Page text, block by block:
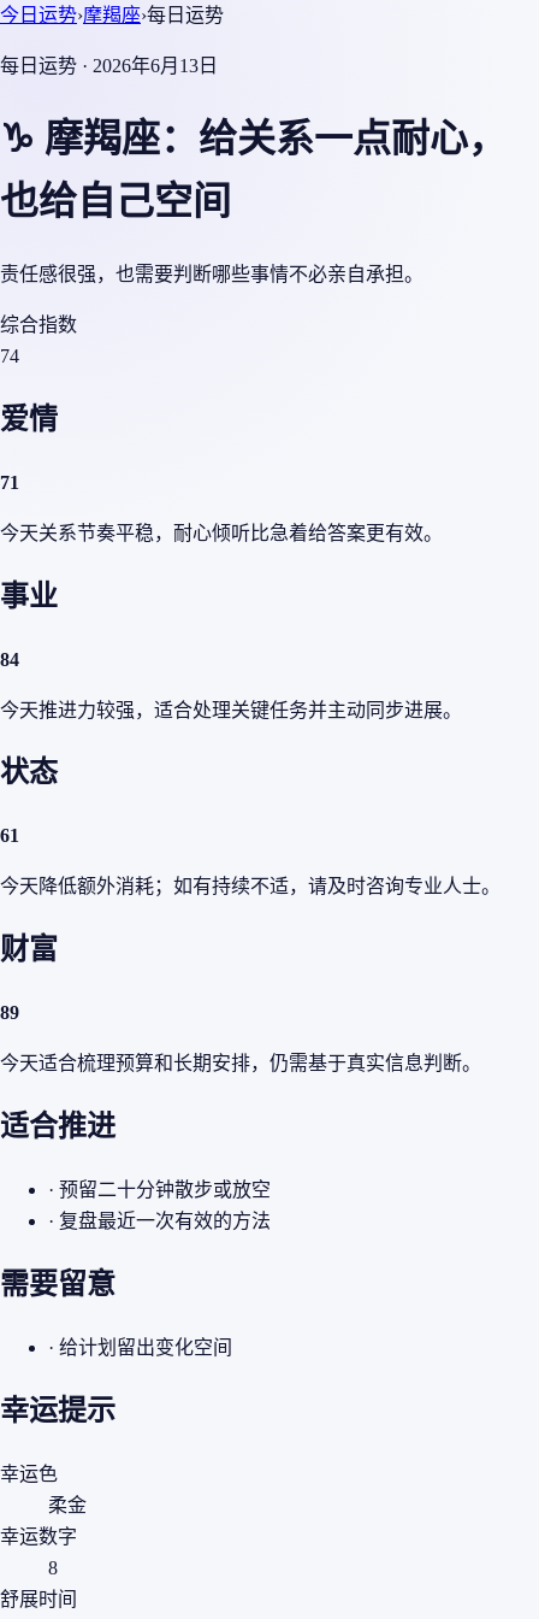
今日运势›摩羯座›每日运势
每日运势 · 2026年6月13日
♑ 摩羯座：给关系一点耐心，
也给自己空间
责任感很强，也需要判断哪些事情不必亲自承担。
综合指数
74
爱情
71
今天关系节奏平稳，耐心倾听比急着给答案更有效。
事业
84
今天推进力较强，适合处理关键任务并主动同步进展。
状态
61
今天降低额外消耗；如有持续不适，请及时咨询专业人士。
财富
89
今天适合梳理预算和长期安排，仍需基于真实信息判断。
适合推进
· 预留二十分钟散步或放空
· 复盘最近一次有效的方法
需要留意
· 给计划留出变化空间
幸运提示
幸运色
柔金
幸运数字
8
舒展时间